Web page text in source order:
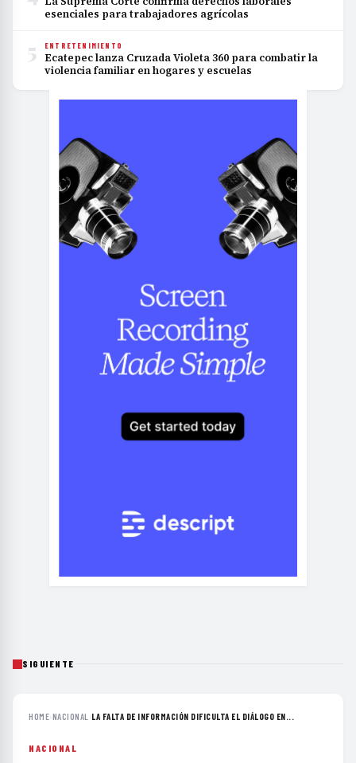
esenciales para trabajadores agrícolas
5 ENTRETENIMIENTO
Ecatepec lanza Cruzada Violeta 360 para combatir la
violencia familiar en hogares y escuelas
SIGUIENTE
HOME›NACIONAL ›LA FALTA DE INFORMACIÓN DIFICULTA EL DIÁLOGO EN...
NACIONAL